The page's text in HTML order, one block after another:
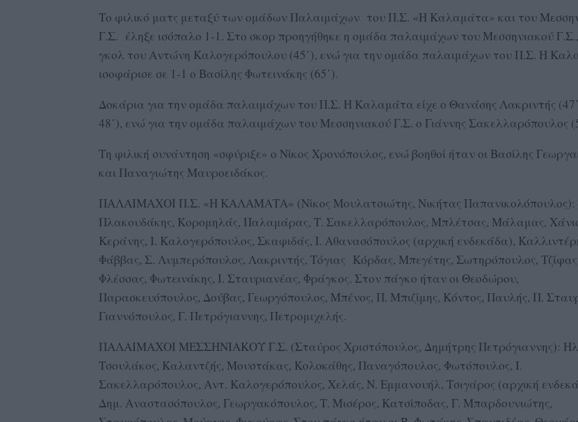
Το φιλικό ματς μεταξύ των ομάδων Παλαιμάχων του Π.Σ. «Η Καλαμάτα» και του
Γ.Σ. έληξε ισόπαλο 1-1. Στο σκορ προηγήθηκε η ομάδα παλαιμάχων του Μεσσηνιακού
γκολ του Αντώνη Καλογερόπουλου (45΄), ενώ για την ομάδα παλαιμάχων του Π.Σ. Η
ισοφάρισε σε 1-1 ο Βασίλης Φωτεινάκης (65΄).
Δοκάρια για την ομάδα παλαιμάχων του Π.Σ. Η Καλαμάτα είχε ο Θανάσης Λακριντής
48΄), ενώ για την ομάδα παλαιμάχων του Μεσσηνιακού Γ.Σ. ο Γιάννης Σακελλαρόπουλος
Τη φιλική συνάντηση «σφύριξε» ο Νίκος Χρονόπουλος, ενώ βοηθοί ήταν οι Βασίλης
και Παναγιώτης Μαυροειδάκος.
ΠΑΛΑΙΜΑΧΟΙ Π.Σ. «Η ΚΑΛΑΜΑΤΑ» (Νίκος Μουλατσιώτης, Νικήτας Παπανικολόπουλος):
Πλακουδάκης, Κορομηλάς, Παλαμάρας, Τ. Σακελλαρόπουλος, Μπλέτσας, Μάλαμας,
Κεράνης, Ι. Καλογερόπουλος, Σκαφιδάς, Ι. Αθανασόπουλος (αρχική ενδεκάδα),
Φάββας, Σ. Λυμπερόπουλος, Λακριντής, Τόγιας Κόρδας, Μπεγέτης, Σωτηρόπουλος,
Φλέσσας, Φωτεινάκης, Ι. Σταυριανέας, Φράγκος. Στον πάγκο ήταν οι Θεοδώρου,
Παρασκευόπουλος, Δούβας, Γεωργόπουλος, Μπένος, Π. Μπιζίμης, Κόντος, Παυλής, Π.
Γιαννόπουλος, Γ. Πετρόγιαννης, Πετρομιχελής.
ΠΑΛΑΙΜΑΧΟΙ ΜΕΣΣΗΝΙΑΚΟΥ Γ.Σ. (Σταύρος Χριστόπουλος, Δημήτρης Πετρόγιαννης):
Τσουλάκος, Καλαντζής, Μουστάκας, Κολοκάθης, Παναγόπουλος, Φωτόπουλος, Ι.
Σακελλαρόπουλος, Αντ. Καλογερόπουλος, Χελάς, Ν. Εμμανουήλ, Τσιγάρος (αρχική
Δημ. Αναστασόπουλος, Γεωργακόπουλος, Τ. Μισέρος, Κατσίποδας, Γ. Μπαρδουνιώτης,